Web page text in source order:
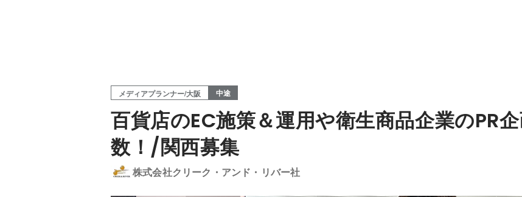
メディアプランナー/大阪 中途
百貨店のEC施策＆運用や衛生商品企業のPR
数！/関西募集
株式会社クリーク・アンド・リバー社